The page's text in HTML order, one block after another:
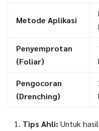
Metode Aplikasi
Penyemprotan
(Foliar)
Pengocoran
(Drenching)
Tips Ahli: Untuk